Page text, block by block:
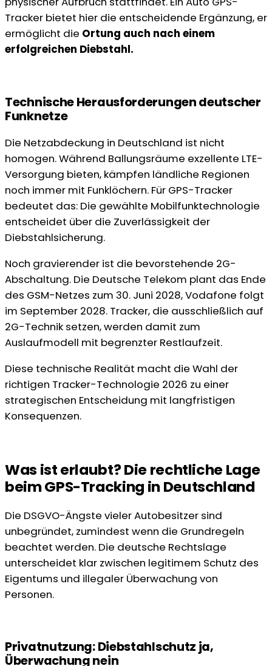
Tracker bietet hier die entscheidende Ergänzung, er
ermöglicht die Ortung auch nach einem
erfolgreichen Diebstahl.
Technische Herausforderungen deutscher
Funknetze
Die Netzabdeckung in Deutschland ist nicht
homogen. Während Ballungsräume exzellente LTE-
Versorgung bieten, kämpfen ländliche Regionen
noch immer mit Funklöchern. Für GPS-Tracker
bedeutet das: Die gewählte Mobilfunktechnologie
entscheidet über die Zuverlässigkeit der
Diebstahlsicherung.
Noch gravierender ist die bevorstehende 2G-
Abschaltung. Die Deutsche Telekom plant das Ende
des GSM-Netzes zum 30. Juni 2028, Vodafone folgt
im September 2028. Tracker, die ausschließlich auf
2G-Technik setzen, werden damit zum
Auslaufmodell mit begrenzter Restlaufzeit.
Diese technische Realität macht die Wahl der
richtigen Tracker-Technologie 2026 zu einer
strategischen Entscheidung mit langfristigen
Konsequenzen.
Was ist erlaubt? Die rechtliche Lage
beim GPS-Tracking in Deutschland
Die DSGVO-Ängste vieler Autobesitzer sind
unbegründet, zumindest wenn die Grundregeln
beachtet werden. Die deutsche Rechtslage
unterscheidet klar zwischen legitimem Schutz des
Eigentums und illegaler Überwachung von
Personen.
Privatnutzung: Diebstahlschutz ja,
Überwachung nein